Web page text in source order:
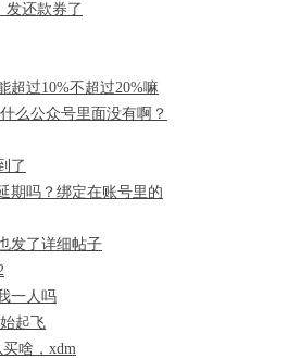
发还款券了
超过10%不超过20%嘛
么公众号里面没有啊？
了
期吗？绑定在账号里的
发了详细帖子
一人吗
起飞
啥，xdm